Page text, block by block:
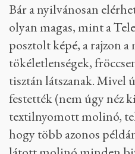
Bár a nyilvánosan
olyan magas, mint a
posztolt képé, a rajzon a
tökéletlenségek,
tisztán látszanak. Mivel
festették (nem úgy néz
textilnyomott molinó,
hogy több azonos